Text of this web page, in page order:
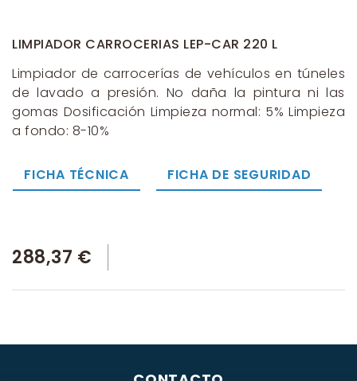
LIMPIADOR CARROCERIAS LEP-CAR 220 L
Limpiador de carrocerías de vehículos en túneles
de lavado a presión. No daña la pintura ni las
gomas Dosificación Limpieza normal: 5% Limpieza
a fondo: 8-10%
FICHA TÉCNICA FICHA DE SEGURIDAD
288,37 €